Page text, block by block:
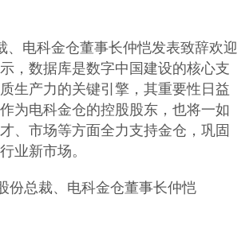
、电科金仓董事长仲恺发表致辞欢迎
，数据库是数字中国建设的核心支
生产力的关键引擎，其重要性日益
为电科金仓的控股股东，也将一如
、市场等方面全力支持金仓，巩固
业新市场。
份总裁、电科金仓董事长仲恺